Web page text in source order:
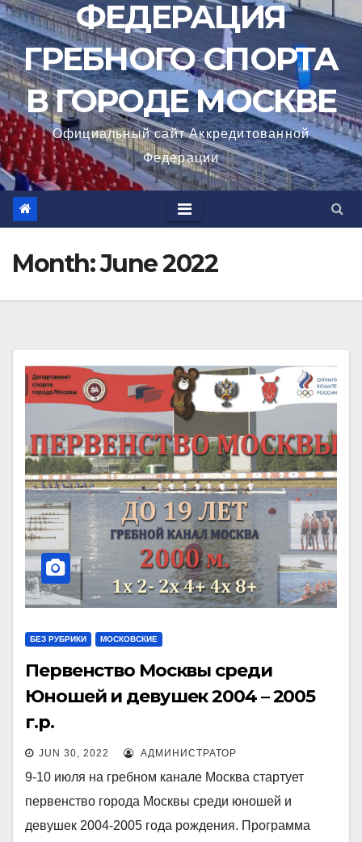
ФЕДЕРАЦИЯ
ГРЕБНОГО СПОРТА
В ГОРОДЕ МОСКВЕ
Официальный сайт Аккредитованной
Федерации
Month:June 2022
БЕЗ РУБРИКИ МОСКОВСКИЕ
Первенство Москвы среди
Юношей и девушек 2004 – 2005
г.р.
JUN 30, 2022 АДМИНИСТРАТОР
9-10 июля на гребном канале Москва стартует
первенство города Москвы среди юношей и
девушек 2004-2005 года рождения. Программа